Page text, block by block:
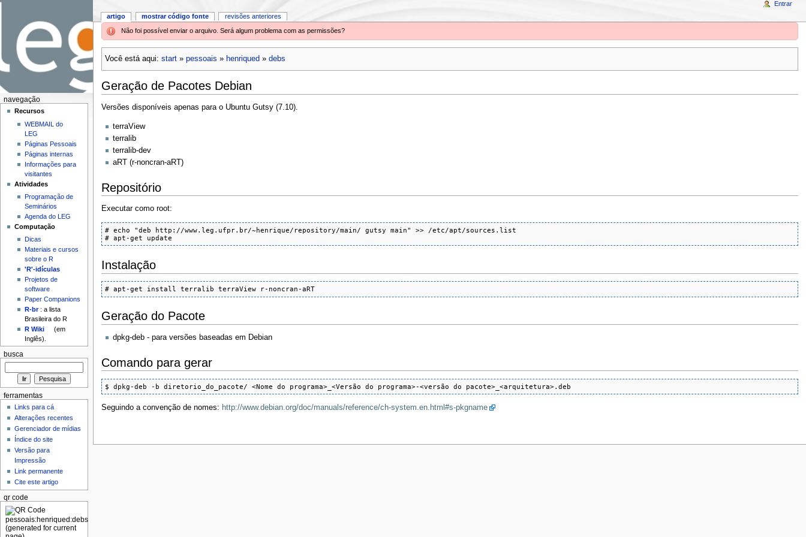
Não foi possível enviar o arquivo. Será algum problema com as permissões?
Você está aqui: start» pessoais » henriqued » debs
Geração de Pacotes Debian
Versões disponíveis apenas para o Ubuntu Gutsy (7.10).
terraView
terralib
terralib-dev
aRT (r-noncran-aRT)
Repositório
Executar como root:
# echo "deb http://www.leg.ufpr.br/~henrique/repository/main/ gutsy main" >> /etc/apt/sources.list
# apt-get update
Instalação
# apt-get install terralib terraView r-noncran-aRT
Geração do Pacote
dpkg-deb - para versões baseadas em Debian
Comando para gerar
$ dpkg-deb -b diretorio_do_pacote/ <Nome do programa>_<Versão do programa>-<versão do pacote>_<arquitetura>.deb
Seguindo a convenção de nomes: http://www.debian.org/doc/manuals/reference/ch-system.en.html#s-pkgname
artigo mostrar código fonte revisões anteriores
Entrar
navegação
Recursos
WEBMAIL do
LEG
Páginas Pessoais
Páginas internas
Informações para
visitantes
Atividades
Programação de
Seminários
Agenda do LEG
Computação
Dicas
Materiais e cursos
sobre o R
'R'-idículas
Projetos de
software
Paper Companions
R-br: a lista
Brasileira do R
R Wiki
(em
Inglês).
busca
ferramentas
Links para cá
Alterações recentes
Gerenciador de mídias
Índice do site
Versão para
Impressão
Link permanente
Cite este artigo
qr code